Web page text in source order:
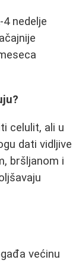
nedelje
celulit, ali u
dati vidljive
bršljanom i
većinu